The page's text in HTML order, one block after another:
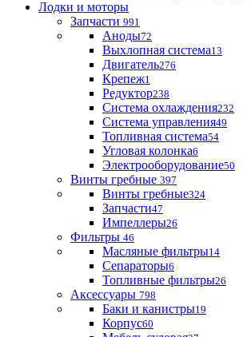
Лодки и моторы
Запчасти 991
Аноды72
Выхлопная система13
Двигатель276
Крепеж1
Редуктор238
Система охлаждения232
Система управления49
Топливная система54
Угловая колонка6
Электрооборудование50
Винты гребные 397
Винты гребные324
Запчасти47
Импеллеры26
Фильтры 46
Масляные фильтры14
Сепараторы6
Топливные фильтры26
Аксессуары 798
Баки и канистры19
Корпус60